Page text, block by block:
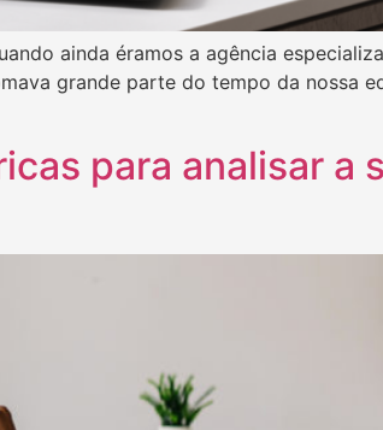
ainda éramos a agência
grande parte do tempo da nossa
para analisar a